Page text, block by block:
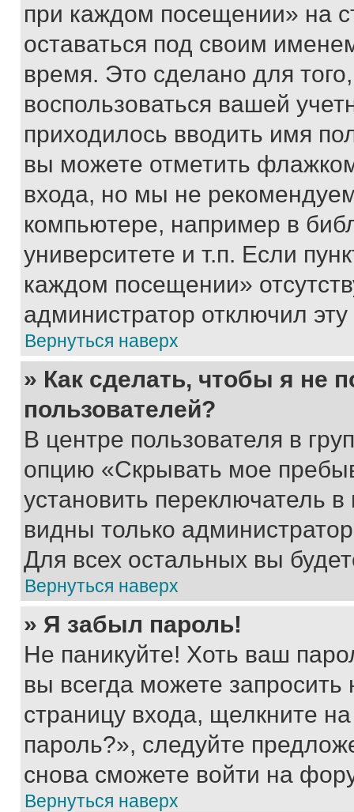
при каждом посещении» на
оставаться под своим
время. Это сделано для
воспользоваться вашей
приходилось вводить имя
вы можете отметить
входа, но мы не
компьютере, например в
университете и т.п. Если
каждом посещении»
администратор отключил
Вернуться наверх
» Как сделать, чтобы я не
пользователей?
В центре пользователя в
опцию «Скрывать мое
установить переключатель
видны только
Для всех остальных вы
Вернуться наверх
» Я забыл пароль!
Не паникуйте! Хоть ваш
вы всегда можете
страницу входа, щелкните
пароль?», следуйте
снова сможете войти на
Вернуться наверх